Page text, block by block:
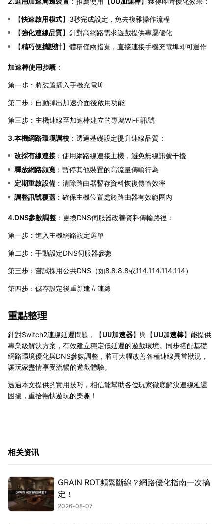
【快速啟用模式】3秒完成設定，免去複雜操作流程
【強化連線品質】針對高網路需求遊戲提供專屬優化
【精巧便攜設計】體積僅兩指寬，直接連接手機充電埠即可運作
加速棒使用步驟 ：
第一步：將裝置插入手機充電埠
第二步：自動彈出加速介面後啟用功能
第三步：主機連線至加速棒建立的專屬Wi-Fi訊號
3.本機網路環境調校 ：透過基礎設定提升連線品質：
改採有線連接 ：使用網路線連接主機，避免無線訊號干擾
釋放網路頻寬 ：暫停其他裝置的高流量傳輸行為
定期重啟設備 ：清除路由器暫存資料恢復傳輸效率
調整訊號覆蓋 ：確保主機位置處於路由器有效範圍內
4.DNS參數調整 ：更換DNS伺服器改善資料傳輸路徑：
第一步：進入主機網路設定選單
第二步：手動設定DNS伺服器參數
第三步：嘗試採用公共DNS（如8.8.8.8或114.114.114.114）
第四步：儲存設定後重新建立連線
重點整理
針對Switch2連線延遲問題，【UU加速器】與【UU加速棒】能提供
專業級解決方案，有效建立穩定低延遲的遊戲環境。同步搭配基礎
網路環境優化與DNS參數調整，將可大幅改善各種連線異常狀況，
讓玩家盡情享受流暢的遊戲體驗。
透過本文提供的實用技巧，相信能幫助各位玩家徹底解決連線延遲
困擾，重拾暢快遊玩的樂趣！
相关资讯
GRAIN ROT頻繁斷線？網路優化指南一次搞
定！
2026-08-07